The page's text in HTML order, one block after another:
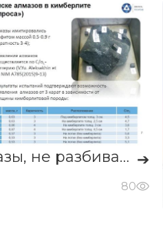
Как найти алмазы, не разбивая породу? 💎 ➔
80